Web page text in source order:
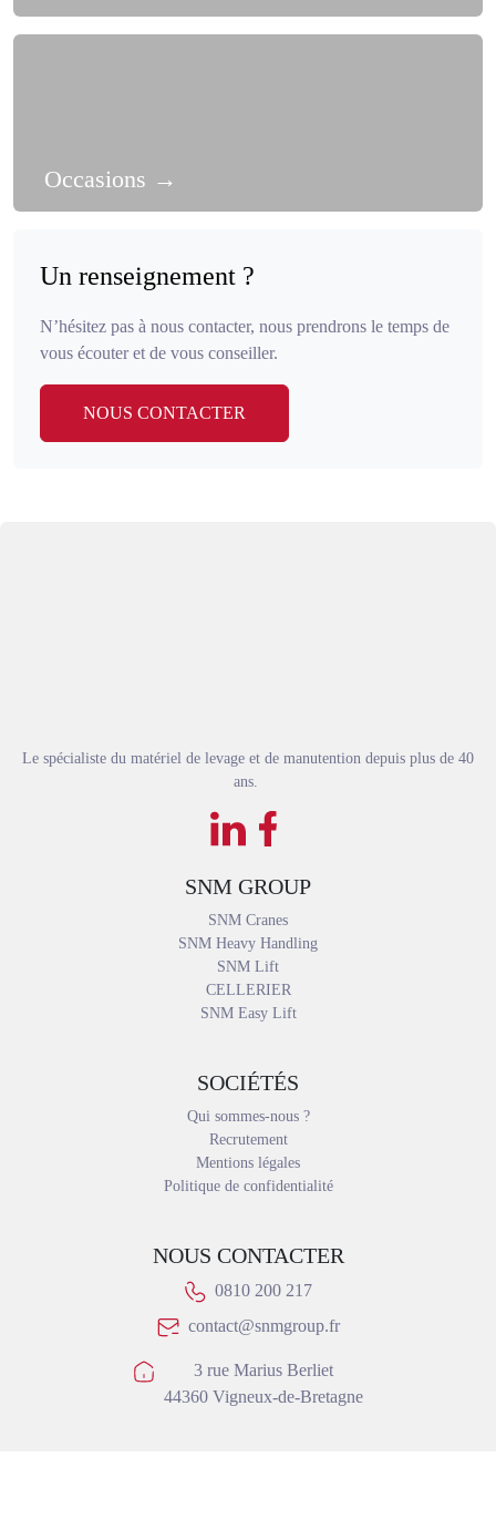
Occasions →
Un renseignement ?
N’hésitez pas à nous contacter, nous prendrons le temps de
vous écouter et de vous conseiller.
NOUS CONTACTER
Le spécialiste du matériel de levage et de manutention depuis plus de 40
ans.
SNM GROUP
SNM Cranes
SNM Heavy Handling
SNM Lift
CELLERIER
SNM Easy Lift
SOCIÉTÉS
Qui sommes-nous ?
Recrutement
Mentions légales
Politique de confidentialité
NOUS CONTACTER
0810 200 217
contact@snmgroup.fr
3 rue Marius Berliet
44360 Vigneux-de-Bretagne